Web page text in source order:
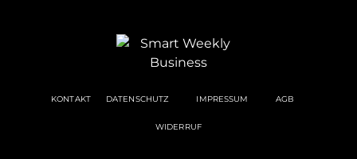
KONTAKT DATENSCHUTZ IMPRESSUM AGB
WIDERRUF